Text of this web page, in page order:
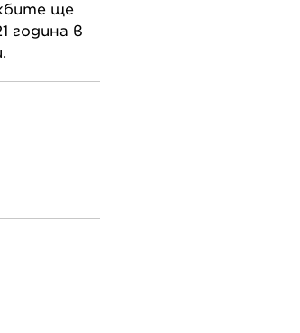
ще
година в